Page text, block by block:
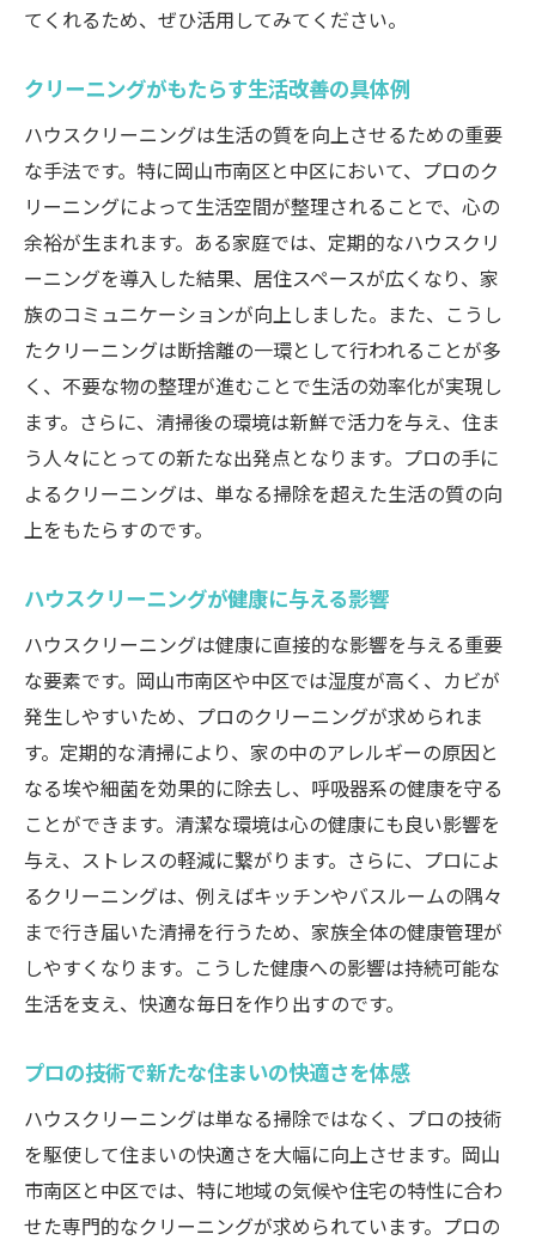
価格だけで選ばない！サービス内容の重要
口コミから見る信頼できるクリーニング業
者
トラブルを避けるための注意点
契約前に確認すべき重要事項
岡山市のエリア特有ニーズに応えるハウスクリ
ーニング
地域特性に合ったカスタマイズサービス
南区と中区における特有のクリーニング需
要
岡山市の気候に適した掃除手法
季節ごとのクリーニングニーズについて
地域密着型サービスのメリット
岡山市南区と中区のハウスクリーニングで変わ
る生活の質
生活の質を高めるためのクリーニングの役
割
定期的な掃除がもたらす健康メリット
クリーニング後の生活空間の変化
生活の質向上に寄与する掃除法
住空間を快適に保つためのヒント
クリーニングと生活の質の関係性
よくある質問から学ぶ岡山市のハウスクリーニ
ング選び方
初めてのクリーニング依頼で気をつけるこ
と
岡山市のクリーニング事情を知るQ&A
ハウスクリーニングの誤解とその解消
てくれるため、ぜひ活用してみてください。
クリーニングがもたらす生活改善の具体例
ハウスクリーニングは生活の質を向上させるための重要
な手法です。特に岡山市南区と中区において、プロのク
リーニングによって生活空間が整理されることで、心の
余裕が生まれます。ある家庭では、定期的なハウスクリ
ーニングを導入した結果、居住スペースが広くなり、家
族のコミュニケーションが向上しました。また、こうし
たクリーニングは断捨離の一環として行われることが多
く、不要な物の整理が進むことで生活の効率化が実現し
ます。さらに、清掃後の環境は新鮮で活力を与え、住ま
う人々にとっての新たな出発点となります。プロの手に
よるクリーニングは、単なる掃除を超えた生活の質の向
上をもたらすのです。
ハウスクリーニングが健康に与える影響
ハウスクリーニングは健康に直接的な影響を与える重要
な要素です。岡山市南区や中区では湿度が高く、カビが
発生しやすいため、プロのクリーニングが求められま
す。定期的な清掃により、家の中のアレルギーの原因と
なる埃や細菌を効果的に除去し、呼吸器系の健康を守る
ことができます。清潔な環境は心の健康にも良い影響を
与え、ストレスの軽減に繋がります。さらに、プロによ
るクリーニングは、例えばキッチンやバスルームの隅々
まで行き届いた清掃を行うため、家族全体の健康管理が
しやすくなります。こうした健康への影響は持続可能な
生活を支え、快適な毎日を作り出すのです。
プロの技術で新たな住まいの快適さを体感
ハウスクリーニングは単なる掃除ではなく、プロの技術
を駆使して住まいの快適さを大幅に向上させます。岡山
市南区と中区では、特に地域の気候や住宅の特性に合わ
せた専門的なクリーニングが求められています。プロの